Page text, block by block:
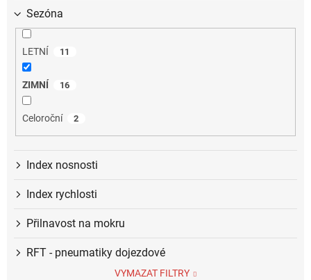
Sezóna
LETNÍ 11
ZIMNÍ 16
Celoroční 2
Index nosnosti
Index rychlosti
Přilnavost na mokru
RFT - pneumatiky dojezdové
VYMAZAT FILTRY